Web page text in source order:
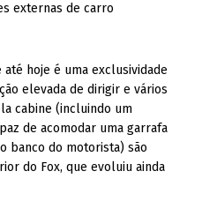
externas de carro
hoje é uma exclusividade
elevada de dirigir e vários
cabine (incluindo um
de acomodar uma garrafa
banco do motorista) são
do Fox, que evoluiu ainda